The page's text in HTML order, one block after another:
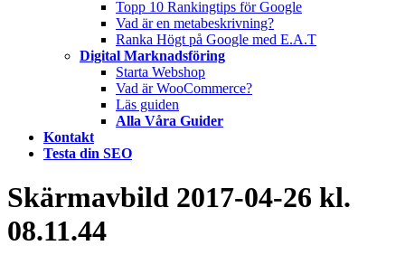
Topp 10 Rankingtips för Google
Vad är en metabeskrivning?
Ranka Högt på Google med E.A.T
Digital Marknadsföring
Starta Webshop
Vad är WooCommerce?
Läs guiden
Alla Våra Guider
Kontakt
Testa din SEO
Skärmavbild 2017-04-26 kl.
08.11.44